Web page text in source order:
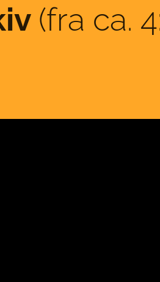
(fra ca.